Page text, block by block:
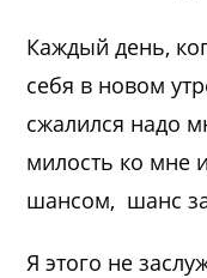
Каждый день,
себя в новом
сжалился надо
милость ко мне
шансом, шанс
Я этого не